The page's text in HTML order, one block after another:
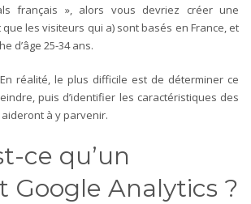
français », alors vous devriez créer une
que les visiteurs qui a) sont basés en France, et
d’âge 25-34 ans.
En réalité, le plus difficile est de déterminer ce
puis d’identifier les caractéristiques des
à y parvenir.
ce qu’un
Google Analytics ?